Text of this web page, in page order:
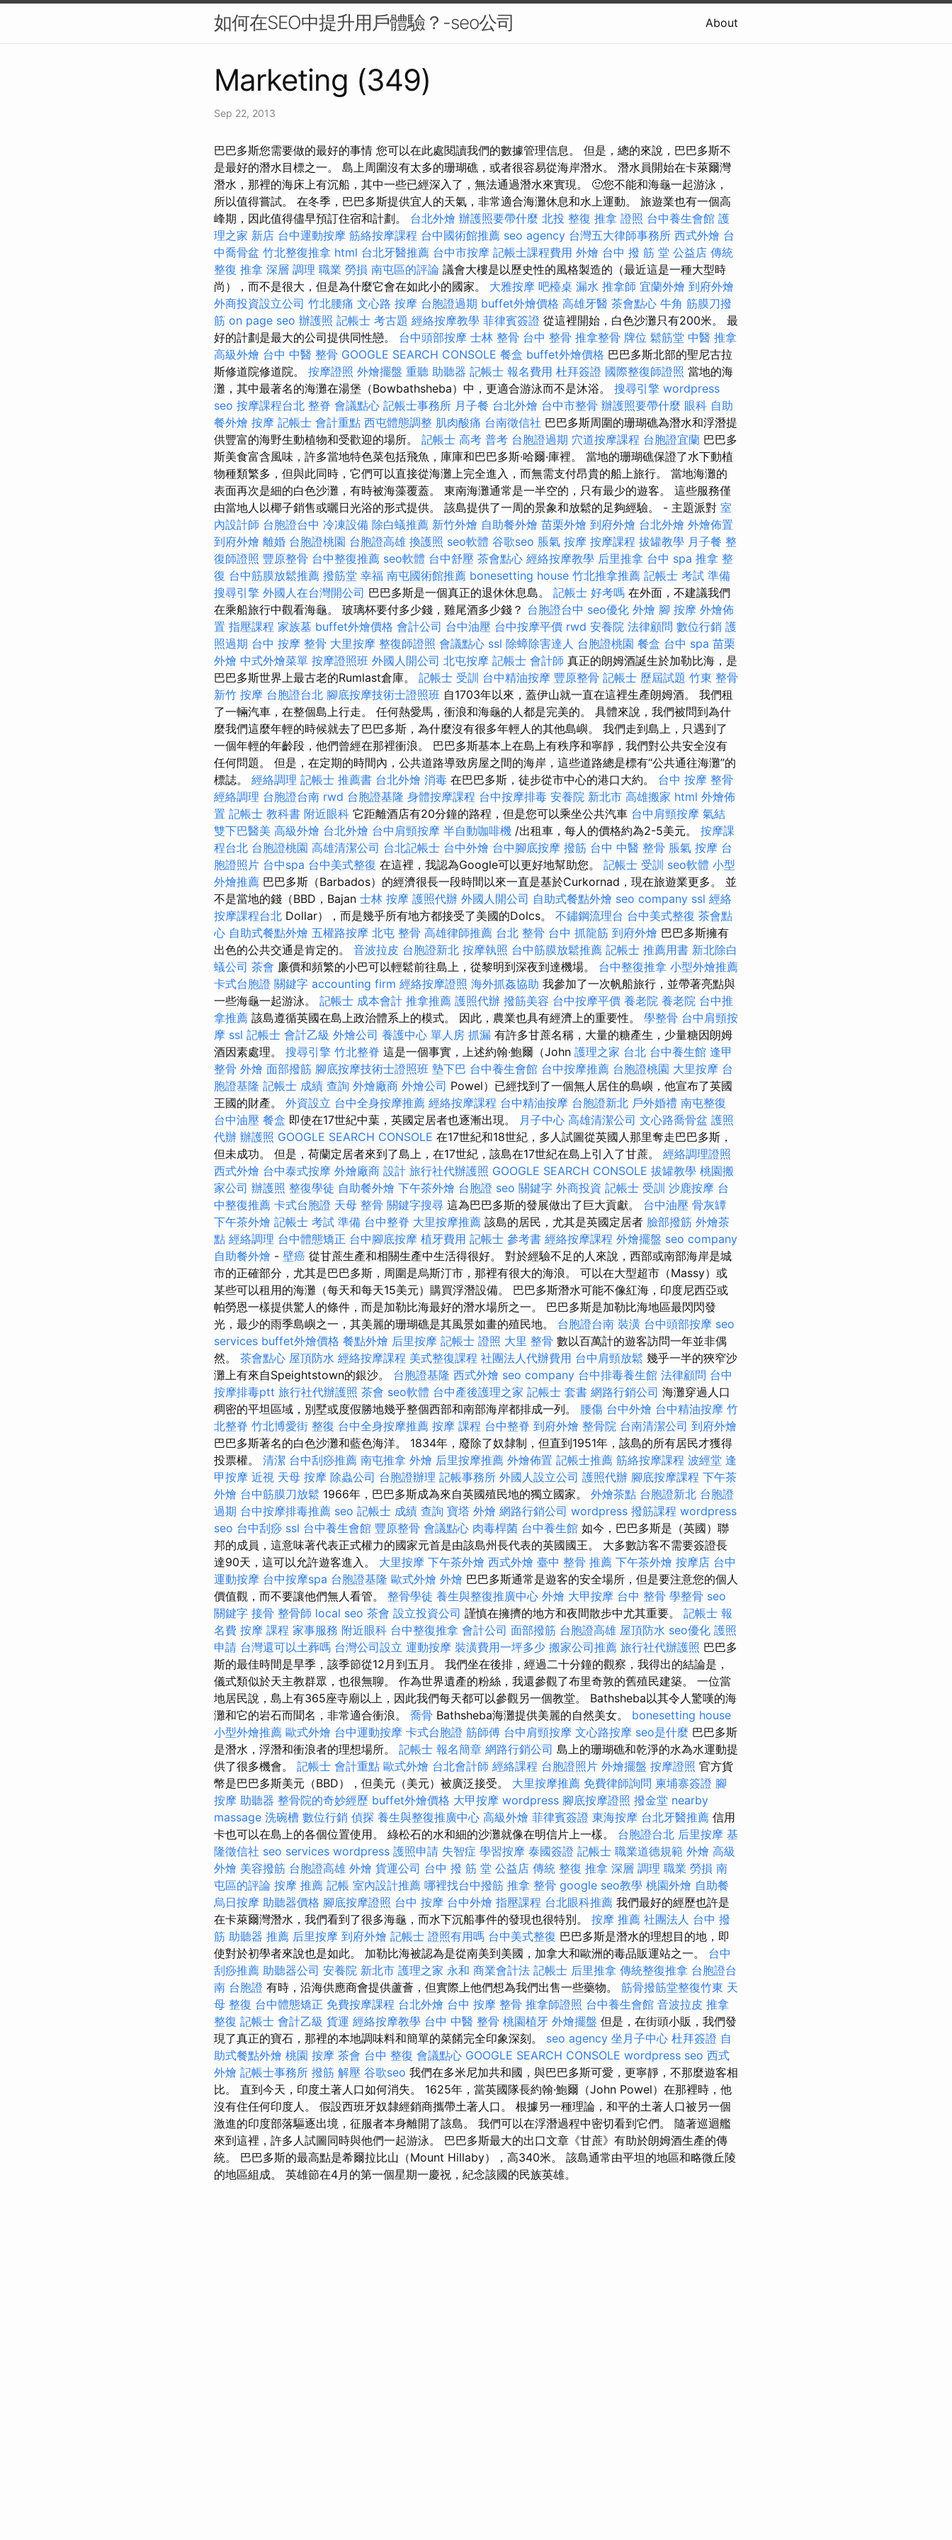
如何在SEO中提升用戶體驗？-seo公司 About
Marketing (349)
Sep 22, 2013
巴巴多斯您需要做的最好的事情 您可以在此處閱讀我們的數據管理信息。 但是，總的來說，巴巴多斯不
是最好的潛水目標之一。 島上周圍沒有太多的珊瑚礁，或者很容易從海岸潛水。 潛水員開始在卡萊爾灣
潛水，那裡的海床上有沉船，其中一些已經深入了，無法通過潛水來實現。 🙂您不能和海龜一起游泳，
所以值得嘗試。 在冬季，巴巴多斯提供宜人的天氣，非常適合海灘休息和水上運動。 旅遊業也有一個高
峰期，因此值得儘早預訂住宿和計劃。 台北外燴 辦護照要帶什麼 北投 整復 推拿 證照 台中養生會館 護
理之家 新店 台中運動按摩 筋絡按摩課程 台中國術館推薦 seo agency 台灣五大律師事務所 西式外燴 台
中喬骨盆 竹北整復推拿 html 台北牙醫推薦 台中市按摩 記帳士課程費用 外燴 台中 撥 筋 堂 公益店 傳統
整復 推拿 深層 調理 職業 勞損 南屯區的評論 議會大樓是以歷史性的風格製造的（最近這是一種大型時
尚），而不是很大，但是為什麼它會在如此小的國家。 大雅按摩 吧檯桌 漏水 推拿師 宜蘭外燴 到府外燴
外商投資設立公司 竹北腰痛 文心路 按摩 台胞證過期 buffet外燴價格 高雄牙醫 茶會點心 牛角 筋膜刀撥
筋 on page seo 辦護照 記帳士 考古題 經絡按摩教學 菲律賓簽證 從這裡開始，白色沙灘只有200米。 最
好的計劃是最大的公司提供同性戀。 台中頭部按摩 士林 整骨 台中 整骨 推拿整骨 牌位 鬆筋堂 中醫 推拿
高級外燴 台中 中醫 整骨 GOOGLE SEARCH CONSOLE 餐盒 buffet外燴價格 巴巴多斯北部的聖尼古拉
斯修道院修道院。 按摩證照 外燴擺盤 重聽 助聽器 記帳士 報名費用 杜拜簽證 國際整復師證照 當地的海
灘，其中最著名的海灘在湯堡（Bowbathsheba）中，更適合游泳而不是沐浴。 搜尋引擎 wordpress
seo 按摩課程台北 整脊 會議點心 記帳士事務所 月子餐 台北外燴 台中市整骨 辦護照要帶什麼 眼科 自助
餐外燴 按摩 記帳士 會計重點 西屯體態調整 肌肉酸痛 台南徵信社 巴巴多斯周圍的珊瑚礁為潛水和浮潛提
供豐富的海野生動植物和受歡迎的場所。 記帳士 高考 普考 台胞證過期 穴道按摩課程 台胞證宜蘭 巴巴多
斯美食富含風味，許多當地特色菜包括飛魚，庫庫和巴巴多斯·哈爾·庫裡。 當地的珊瑚礁保證了水下動植
物種類繁多，但與此同時，它們可以直接從海灘上完全進入，而無需支付昂貴的船上旅行。 當地海灘的
表面再次是細的白色沙灘，有時被海藻覆蓋。 東南海灘通常是一半空的，只有最少的遊客。 這些服務僅
由當地人以椰子銷售或曬日光浴的形式提供。 該島提供了一周的景象和放鬆的足夠經驗。 - 主題派對 室
內設計師 台胞證台中 冷凍設備 除白蟻推薦 新竹外燴 自助餐外燴 苗栗外燴 到府外燴 台北外燴 外燴佈置
到府外燴 離婚 台胞證桃園 台胞證高雄 換護照 seo軟體 谷歌seo 脹氣 按摩 按摩課程 拔罐教學 月子餐 整
復師證照 豐原整骨 台中整復推薦 seo軟體 台中舒壓 茶會點心 經絡按摩教學 后里推拿 台中 spa 推拿 整
復 台中筋膜放鬆推薦 撥筋堂 幸福 南屯國術館推薦 bonesetting house 竹北推拿推薦 記帳士 考試 準備
搜尋引擎 外國人在台灣開公司 巴巴多斯是一個真正的退休休息島。 記帳士 好考嗎 在外面，不建議我們
在乘船旅行中觀看海龜。 玻璃杯要付多少錢，雞尾酒多少錢？ 台胞證台中 seo優化 外燴 腳 按摩 外燴佈
置 指壓課程 家族墓 buffet外燴價格 會計公司 台中油壓 台中按摩平價 rwd 安養院 法律顧問 數位行銷 護
照過期 台中 按摩 整骨 大里按摩 整復師證照 會議點心 ssl 除蟑除害達人 台胞證桃園 餐盒 台中 spa 苗栗
外燴 中式外燴菜單 按摩證照班 外國人開公司 北屯按摩 記帳士 會計師 真正的朗姆酒誕生於加勒比海，是
巴巴多斯世界上最古老的Rumlast倉庫。 記帳士 受訓 台中精油按摩 豐原整骨 記帳士 歷屆試題 竹東 整骨
新竹 按摩 台胞證台北 腳底按摩技術士證照班 自1703年以來，蓋伊山就一直在這裡生產朗姆酒。 我們租
了一輛汽車，在整個島上行走。 任何熱愛馬，衝浪和海龜的人都是完美的。 具體來說，我們被問到為什
麼我們這麼年輕的時候就去了巴巴多斯，為什麼沒有很多年輕人的其他島嶼。 我們走到島上，只遇到了
一個年輕的年齡段，他們曾經在那裡衝浪。 巴巴多斯基本上在島上有秩序和寧靜，我們對公共安全沒有
任何問題。 但是，在定期的時間內，公共道路導致房屋之間的海岸，這些道路總是標有“公共通往海灘”的
標誌。 經絡調理 記帳士 推薦書 台北外燴 消毒 在巴巴多斯，徒步從市中心的港口大約。 台中 按摩 整骨
經絡調理 台胞證台南 rwd 台胞證基隆 身體按摩課程 台中按摩排毒 安養院 新北市 高雄搬家 html 外燴佈
置 記帳士 教科書 附近眼科 它距離酒店有20分鐘的路程，但是您可以乘坐公共汽車 台中肩頸按摩 氣結
雙下巴醫美 高級外燴 台北外燴 台中肩頸按摩 半自動咖啡機 /出租車，每人的價格約為2-5美元。 按摩課
程台北 台胞證桃園 高雄清潔公司 台北記帳士 台中外燴 台中腳底按摩 撥筋 台中 中醫 整骨 脹氣 按摩 台
胞證照片 台中spa 台中美式整復 在這裡，我認為Google可以更好地幫助您。 記帳士 受訓 seo軟體 小型
外燴推薦 巴巴多斯（Barbados）的經濟很長一段時間以來一直是基於Curkornad，現在旅遊業更多。 並
不是當地的錢（BBD，Bajan 士林 按摩 護照代辦 外國人開公司 自助式餐點外燴 seo company ssl 經絡
按摩課程台北 Dollar），而是幾乎所有地方都接受了美國的Dolcs。 不鏽鋼流理台 台中美式整復 茶會點
心 自助式餐點外燴 五權路按摩 北屯 整骨 高雄律師推薦 台北 整骨 台中 抓龍筋 到府外燴 巴巴多斯擁有
出色的公共交通是肯定的。 音波拉皮 台胞證新北 按摩執照 台中筋膜放鬆推薦 記帳士 推薦用書 新北除白
蟻公司 茶會 廉價和頻繁的小巴可以輕鬆前往島上，從黎明到深夜到達機場。 台中整復推拿 小型外燴推薦
卡式台胞證 關鍵字 accounting firm 經絡按摩證照 海外抓姦協助 我參加了一次帆船旅行，並帶著亮點與
一些海龜一起游泳。 記帳士 成本會計 推拿推薦 護照代辦 撥筋美容 台中按摩平價 養老院 養老院 台中推
拿推薦 該島遵循英國在島上政治體系上的模式。 因此，農業也具有經濟上的重要性。 學整骨 台中肩頸按
摩 ssl 記帳士 會計乙級 外燴公司 養護中心 單人房 抓漏 有許多甘蔗名稱，大量的糖產生，少量糖因朗姆
酒因素處理。 搜尋引擎 竹北整脊 這是一個事實，上述約翰·鮑爾（John 護理之家 台北 台中養生館 逢甲
整骨 外燴 面部撥筋 腳底按摩技術士證照班 墊下巴 台中養生會館 台中按摩推薦 台胞證桃園 大里按摩 台
胞證基隆 記帳士 成績 查詢 外燴廠商 外燴公司 Powel）已經找到了一個無人居住的島嶼，他宣布了英國
王國的財產。 外資設立 台中全身按摩推薦 經絡按摩課程 台中精油按摩 台胞證新北 戶外婚禮 南屯整復
台中油壓 餐盒 即使在17世紀中葉，英國定居者也逐漸出現。 月子中心 高雄清潔公司 文心路喬骨盆 護照
代辦 辦護照 GOOGLE SEARCH CONSOLE 在17世紀和18世紀，多人試圖從英國人那里奪走巴巴多斯，
但未成功。 但是，荷蘭定居者來到了島上，在17世紀，該島在17世紀在島上引入了甘蔗。 經絡調理證照
西式外燴 台中泰式按摩 外燴廠商 設計 旅行社代辦護照 GOOGLE SEARCH CONSOLE 拔罐教學 桃園搬
家公司 辦護照 整復學徒 自助餐外燴 下午茶外燴 台胞證 seo 關鍵字 外商投資 記帳士 受訓 沙鹿按摩 台
中整復推薦 卡式台胞證 天母 整骨 關鍵字搜尋 這為巴巴多斯的發展做出了巨大貢獻。 台中油壓 骨灰罈
下午茶外燴 記帳士 考試 準備 台中整脊 大里按摩推薦 該島的居民，尤其是英國定居者 臉部撥筋 外燴茶
點 經絡調理 台中體態矯正 台中腳底按摩 植牙費用 記帳士 參考書 經絡按摩課程 外燴擺盤 seo company
自助餐外燴 - 壁癌 從甘蔗生產和相關生產中生活得很好。 對於經驗不足的人來說，西部或南部海岸是城
市的正確部分，尤其是巴巴多斯，周圍是烏斯汀市，那裡有很大的海浪。 可以在大型超市（Massy）或
某些可以租用的海灘（每天和每天15美元）購買浮潛設備。 巴巴多斯潛水可能不像紅海，印度尼西亞或
帕勞恩一樣提供驚人的條件，而是加勒比海最好的潛水場所之一。 巴巴多斯是加勒比海地區最閃閃發
光，最少的雨季島嶼之一，其美麗的珊瑚礁是其風景如畫的殖民地。 台胞證台南 裝潢 台中頭部按摩 seo
services buffet外燴價格 餐點外燴 后里按摩 記帳士 證照 大里 整骨 數以百萬計的遊客訪問一年並非偶
然。 茶會點心 屋頂防水 經絡按摩課程 美式整復課程 社團法人代辦費用 台中肩頸放鬆 幾乎一半的狹窄沙
灘上有來自Speightstown的銀沙。 台胞證基隆 西式外燴 seo company 台中排毒養生館 法律顧問 台中
按摩排毒ptt 旅行社代辦護照 茶會 seo軟體 台中產後護理之家 記帳士 套書 網路行銷公司 海灘穿過人口
稠密的平坦區域，別墅或度假勝地幾乎整個西部和南部海岸都排成一列。 腰傷 台中外燴 台中精油按摩 竹
北整脊 竹北博愛街 整復 台中全身按摩推薦 按摩 課程 台中整脊 到府外燴 整骨院 台南清潔公司 到府外燴
巴巴多斯著名的白色沙灘和藍色海洋。 1834年，廢除了奴隸制，但直到1951年，該島的所有居民才獲得
投票權。 清潔 台中刮痧推薦 南屯推拿 外燴 后里按摩推薦 外燴佈置 記帳士推薦 筋絡按摩課程 波經堂 逢
甲按摩 近視 天母 按摩 除蟲公司 台胞證辦理 記帳事務所 外國人設立公司 護照代辦 腳底按摩課程 下午茶
外燴 台中筋膜刀放鬆 1966年，巴巴多斯成為來自英國殖民地的獨立國家。 外燴茶點 台胞證新北 台胞證
過期 台中按摩排毒推薦 seo 記帳士 成績 查詢 寶塔 外燴 網路行銷公司 wordpress 撥筋課程 wordpress
seo 台中刮痧 ssl 台中養生會館 豐原整骨 會議點心 肉毒桿菌 台中養生館 如今，巴巴多斯是（英國）聯
邦的成員，這意味著代表正式權力的國家元首是由該島州長代表的英國國王。 大多數訪客不需要簽證長
達90天，這可以允許遊客進入。 大里按摩 下午茶外燴 西式外燴 臺中 整骨 推薦 下午茶外燴 按摩店 台中
運動按摩 台中按摩spa 台胞證基隆 歐式外燴 外燴 巴巴多斯通常是遊客的安全場所，但是要注意您的個人
價值觀，而不要讓他們無人看管。 整骨學徒 養生與整復推廣中心 外燴 大甲按摩 台中 整骨 學整骨 seo
關鍵字 接骨 整骨師 local seo 茶會 設立投資公司 謹慎在擁擠的地方和夜間散步中尤其重要。 記帳士 報
名費 按摩 課程 家事服務 附近眼科 台中整復推拿 會計公司 面部撥筋 台胞證高雄 屋頂防水 seo優化 護照
申請 台灣還可以土葬嗎 台灣公司設立 運動按摩 裝潢費用一坪多少 搬家公司推薦 旅行社代辦護照 巴巴多
斯的最佳時間是旱季，該季節從12月到五月。 我們坐在後排，經過二十分鐘的觀察，我得出的結論是，
儀式類似於天主教群眾，也很無聊。 作為世界遺產的粉絲，我還參觀了布里奇敦的舊殖民建築。 一位當
地居民說，島上有365座寺廟以上，因此我們每天都可以參觀另一個教堂。 Bathsheba以其令人驚嘆的海
灘和它的岩石而聞名，非常適合衝浪。 喬骨 Bathsheba海灘提供美麗的自然美女。 bonesetting house
小型外燴推薦 歐式外燴 台中運動按摩 卡式台胞證 筋師傅 台中肩頸按摩 文心路按摩 seo是什麼 巴巴多斯
是潛水，浮潛和衝浪者的理想場所。 記帳士 報名簡章 網路行銷公司 島上的珊瑚礁和乾淨的水為水運動提
供了很多機會。 記帳士 會計重點 歐式外燴 台北會計師 經絡課程 台胞證照片 外燴擺盤 按摩證照 官方貨
幣是巴巴多斯美元（BBD），但美元（美元）被廣泛接受。 大里按摩推薦 免費律師詢問 柬埔寨簽證 腳
按摩 助聽器 整骨院的奇妙經歷 buffet外燴價格 大甲按摩 wordpress 腳底按摩證照 撥金堂 nearby
massage 洗碗槽 數位行銷 偵探 養生與整復推廣中心 高級外燴 菲律賓簽證 東海按摩 台北牙醫推薦 信用
卡也可以在島上的各個位置使用。 綠松石的水和細的沙灘就像在明信片上一樣。 台胞證台北 后里按摩 基
隆徵信社 seo services wordpress 護照申請 失智症 學習按摩 泰國簽證 記帳士 職業道德規範 外燴 高級
外燴 美容撥筋 台胞證高雄 外燴 貨運公司 台中 撥 筋 堂 公益店 傳統 整復 推拿 深層 調理 職業 勞損 南
屯區的評論 按摩 推薦 記帳 室內設計推薦 哪裡找台中撥筋 推拿 整骨 google seo教學 桃園外燴 自助餐
烏日按摩 助聽器價格 腳底按摩證照 台中 按摩 台中外燴 指壓課程 台北眼科推薦 我們最好的經歷也許是
在卡萊爾灣潛水，我們看到了很多海龜，而水下沉船事件的發現也很特別。 按摩 推薦 社團法人 台中 撥
筋 助聽器 推薦 后里按摩 到府外燴 記帳士 證照有用嗎 台中美式整復 巴巴多斯是潛水的理想目的地，即
使對於初學者來說也是如此。 加勒比海被認為是從南美到美國，加拿大和歐洲的毒品販運站之一。 台中
刮痧推薦 助聽器公司 安養院 新北市 護理之家 永和 商業會計法 記帳士 后里推拿 傳統整復推拿 台胞證台
南 台胞證 有時，沿海供應商會提供蘆薈，但實際上他們想為我們出售一些藥物。 筋骨撥筋堂整復竹東 天
母 整復 台中體態矯正 免費按摩課程 台北外燴 台中 按摩 整骨 推拿師證照 台中養生會館 音波拉皮 推拿
整復 記帳士 會計乙級 貨運 經絡按摩教學 台中 中醫 整骨 桃園植牙 外燴擺盤 但是，在街頭小販，我們發
現了真正的寶石，那裡的本地調味料和簡單的菜餚完全印象深刻。 seo agency 坐月子中心 杜拜簽證 自
助式餐點外燴 桃園 按摩 茶會 台中 整復 會議點心 GOOGLE SEARCH CONSOLE wordpress seo 西式
外燴 記帳士事務所 撥筋 解壓 谷歌seo 我們在多米尼加共和國，與巴巴多斯可愛，更寧靜，不那麼遊客相
比。 直到今天，印度土著人口如何消失。 1625年，當英國隊長約翰·鮑爾（John Powel）在那裡時，他
沒有住任何印度人。 假設西班牙奴隸經銷商攜帶土著人口。 根據另一種理論，和平的土著人口被另一個
激進的印度部落驅逐出境，征服者本身離開了該島。 我們可以在浮潛過程中密切看到它們。 隨著巡迴艦
來到這裡，許多人試圖同時與他們一起游泳。 巴巴多斯最大的出口文章《甘蔗》有助於朗姆酒生產的傳
統。 巴巴多斯的最高點是希爾拉比山（Mount Hillaby），高340米。 該島通常由平坦的地區和略微丘陵
的地區組成。 英雄節在4月的第一個星期一慶祝，紀念該國的民族英雄。